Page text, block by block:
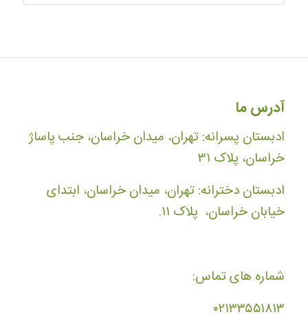
آدرس ما
ادبستان پسرانه: تهران، میدان خراسان، جنب پاساژ
خراسان، پلاک ۳۱
ادبستان دخترانه: تهران، میدان خراسان، ابتدای
خیابان خراسان، پلاک ۱۱.
شماره های تماس:
۰۲۱۳۳۵۵۱۸۱۳